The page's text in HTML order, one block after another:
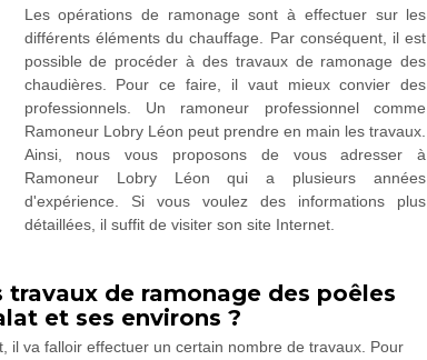
Les opérations de ramonage sont à effectuer sur les
différents éléments du chauffage. Par conséquent, il est
possible de procéder à des travaux de ramonage des
chaudières. Pour ce faire, il vaut mieux convier des
professionnels. Un ramoneur professionnel comme
Ramoneur Lobry Léon peut prendre en main les travaux.
Ainsi, nous vous proposons de vous adresser à
Ramoneur Lobry Léon qui a plusieurs années
d'expérience. Si vous voulez des informations plus
détaillées, il suffit de visiter son site Internet.
de ramonage des poêles
et ses environs ?
il va falloir effectuer un certain nombre de travaux. Pour